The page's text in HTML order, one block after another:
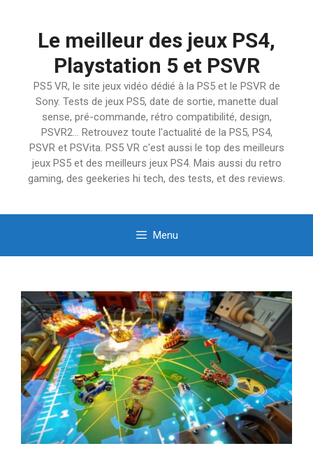
Le meilleur des jeux PS4,
Playstation 5 et PSVR
PS5 VR, le site jeux vidéo dédié à la PS5 et le PSVR de
Sony. Tests de jeux PS5, date de sortie, manette dual
sense, pré-commande, rétro compatibilité, design,
PSVR2… Retrouvez toute l'actualité de la PS5, PS4,
PSVR et PSVita. PS5 VR c'est aussi le top des meilleurs
jeux PS5 et des meilleurs jeux PS4. Mais aussi du retro
gaming, des geekeries hi tech, des tests, et des reviews.
Menu